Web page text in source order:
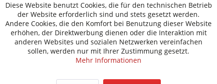
Diese Website benutzt Cookies, die für den technischen Betrieb
der Website erforderlich sind und stets gesetzt werden.
Andere Cookies, die den Komfort bei Benutzung dieser Website
erhöhen, der Direktwerbung dienen oder die Interaktion mit
anderen Websites und sozialen Netzwerken vereinfachen
sollen, werden nur mit Ihrer Zustimmung gesetzt.
Mehr Informationen